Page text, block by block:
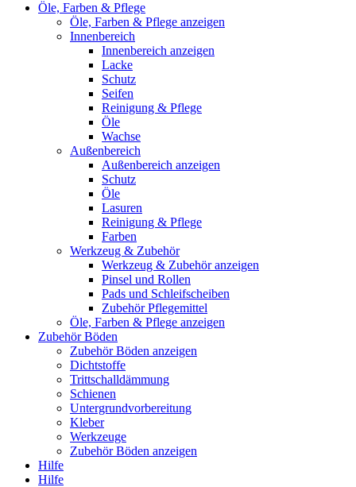
Öle, Farben & Pflege
Öle, Farben & Pflege anzeigen
Innenbereich
Innenbereich anzeigen
Lacke
Schutz
Seifen
Reinigung & Pflege
Öle
Wachse
Außenbereich
Außenbereich anzeigen
Schutz
Öle
Lasuren
Reinigung & Pflege
Farben
Werkzeug & Zubehör
Werkzeug & Zubehör anzeigen
Pinsel und Rollen
Pads und Schleifscheiben
Zubehör Pflegemittel
Öle, Farben & Pflege anzeigen
Zubehör Böden
Zubehör Böden anzeigen
Dichtstoffe
Trittschalldämmung
Schienen
Untergrundvorbereitung
Kleber
Werkzeuge
Zubehör Böden anzeigen
Hilfe
Hilfe